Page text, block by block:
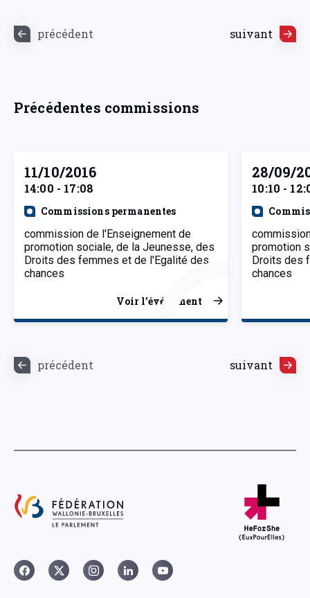
précédent suivant
Précédentes commissions
11/10/2016
14:00 - 17:08
Commissions permanentes
commission de l'Enseignement de
promotion sociale, de la Jeunesse, des
Droits des femmes et de l'Egalité des
chances
Voir l’événement
28/09/
10:10 -
promotion
Droits des
chances
précédent suivant